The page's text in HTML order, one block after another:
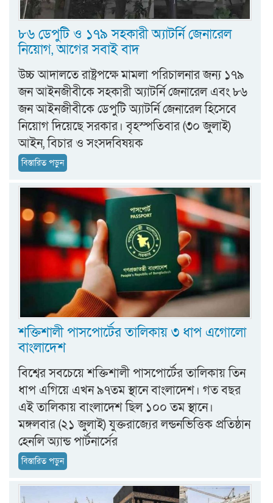
৮৬ ডেপুটি ও ১৭৯ সহকারী অ্যাটর্নি জেনারেল
নিয়োগ, আগের সবাই বাদ
উচ্চ আদালতে রাষ্ট্রপক্ষে মামলা পরিচালনার জন্য ১৭৯
জন আইনজীবীকে সহকারী অ্যাটর্নি জেনারেল এবং ৮৬
জন আইনজীবীকে ডেপুটি অ্যাটর্নি জেনারেল হিসেবে
নিয়োগ দিয়েছে সরকার। বৃহস্পতিবার (৩০ জুলাই)
আইন, বিচার ও সংসদবিষয়ক
বিস্তারিত পড়ুন
শক্তিশালী পাসপোর্টের তালিকায় ৩ ধাপ এগোলো
বাংলাদেশ
বিশ্বের সবচেয়ে শক্তিশালী পাসপোর্টের তালিকায় তিন
ধাপ এগিয়ে এখন ৯৭তম স্থানে বাংলাদেশ। গত বছর
এই তালিকায় বাংলাদেশ ছিল ১০০ তম স্থানে।
মঙ্গলবার (২১ জুলাই) যুক্তরাজ্যের লন্ডনভিত্তিক প্রতিষ্ঠান
হেনলি অ্যান্ড পার্টনার্সের
বিস্তারিত পড়ুন